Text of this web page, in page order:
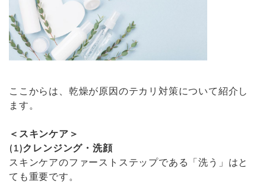
ここからは、乾燥が原因のテカリ対策について紹介し
ます。
＜スキンケア＞
(1)クレンジング・洗顔
スキンケアのファーストステップである「洗う」はと
ても重要です。